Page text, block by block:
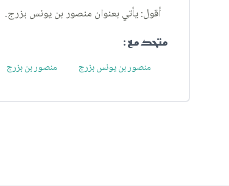
أقول: يأتي بعنوان منصور بن يونس بزرج.
متحد مع :
منصور بن يونس بزرج منصور بن بزرج